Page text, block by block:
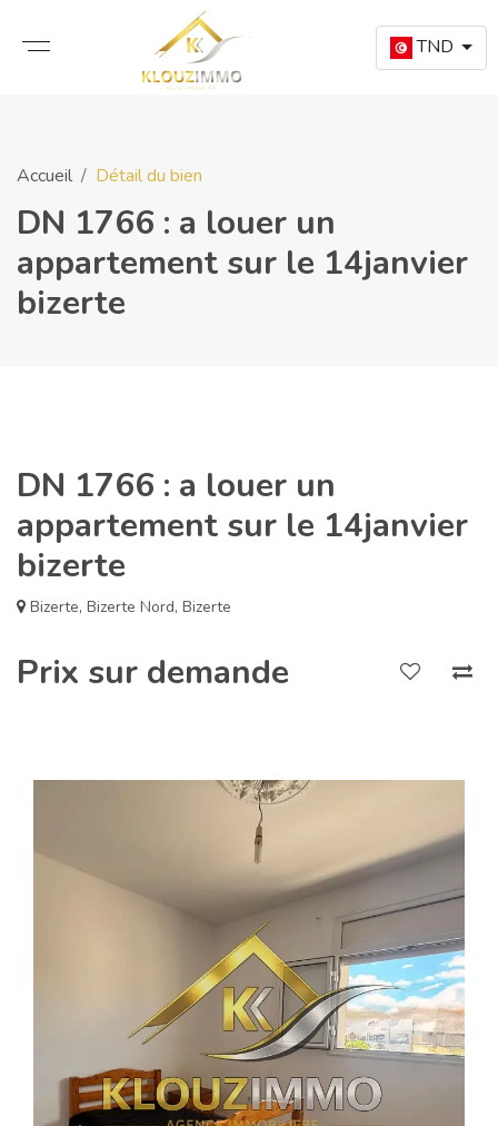
TND
Accueil Détail du bien
DN 1766 : a louer un
appartement sur le 14janvier
bizerte
DN 1766 : a louer un
appartement sur le 14janvier
bizerte
Bizerte, Bizerte Nord, Bizerte
Prix sur demande